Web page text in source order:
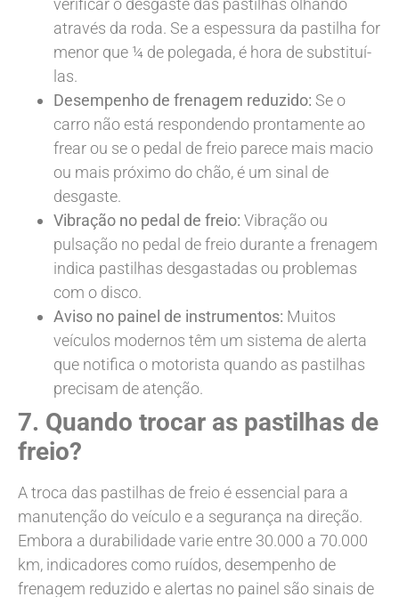
através da roda. Se a espessura da pastilha for
menor que ¼ de polegada, é hora de substituí-
las.
Desempenho de frenagem reduzido: Se o
carro não está respondendo prontamente ao
frear ou se o pedal de freio parece mais macio
ou mais próximo do chão, é um sinal de
desgaste.
Vibração no pedal de freio: Vibração ou
pulsação no pedal de freio durante a frenagem
indica pastilhas desgastadas ou problemas
com o disco.
Aviso no painel de instrumentos: Muitos
veículos modernos têm um sistema de alerta
que notifica o motorista quando as pastilhas
precisam de atenção.
7. Quando trocar as pastilhas de
freio?
A troca das pastilhas de freio é essencial para a
manutenção do veículo e a segurança na direção.
Embora a durabilidade varie entre 30.000 a 70.000
km, indicadores como ruídos, desempenho de
frenagem reduzido e alertas no painel são sinais de